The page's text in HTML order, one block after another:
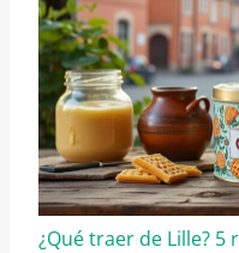
¿Qué traer de Lille? 5